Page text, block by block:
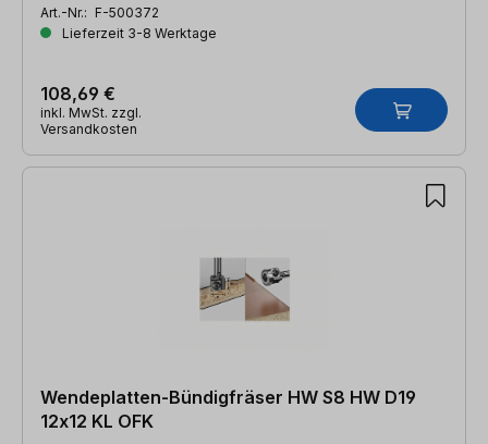
Art.-Nr.: F-500372
Lieferzeit 3-8 Werktage
108,69 €
inkl. MwSt. zzgl.
Versandkosten
Wendeplatten-Bündigfräser HW S8 HW D19
12x12 KL OFK